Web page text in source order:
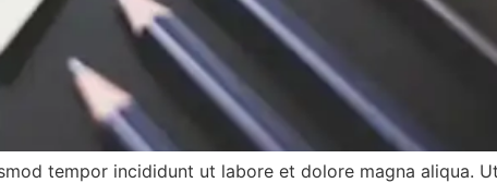
tempor incididunt ut labore et dolore magna aliqua.